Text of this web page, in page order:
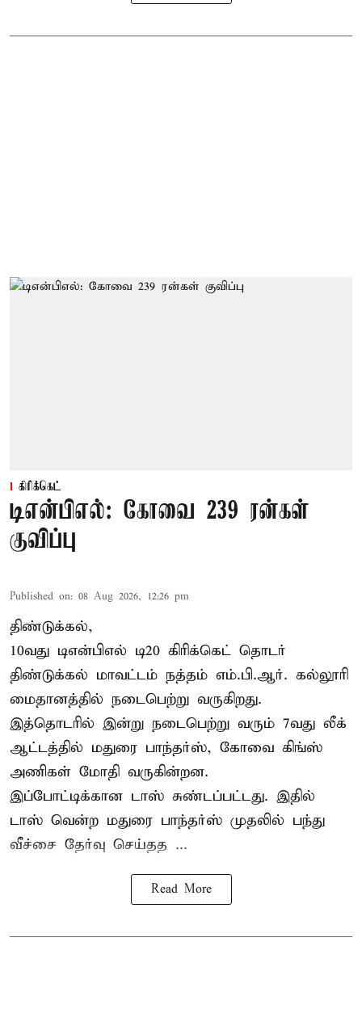
கிரிக்கெட்
டிஎன்பிஎல்: கோவை 239 ரன்கள்
குவிப்பு
Published on: 08 Aug 2026, 12:26 pm
திண்டுக்கல்,
10வது டிஎன்பிஎல் டி20 கிரிக்கெட் தொடர்
திண்டுக்கல் மாவட்டம் நத்தம் எம்.பி.ஆர். கல்லூரி
மைதானத்தில் நடைபெற்று வருகிறது.
இத்தொடரில் இன்று நடைபெற்று வரும் 7வது லீக்
ஆட்டத்தில் மதுரை பாந்தர்ஸ், கோவை கிங்ஸ்
அணிகள் மோதி வருகின்றன.
இப்போட்டிக்கான டாஸ் சுண்டப்பட்டது. இதில்
டாஸ் வென்ற மதுரை பாந்தர்ஸ் முதலில் பந்து
வீச்சை தேர்வு செய்தத ...
Read More